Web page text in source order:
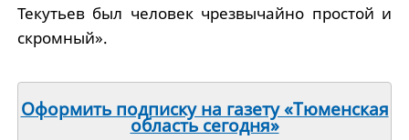
Текутьев был человек чрезвычайно простой и
скромный».
Оформить подписку на газету «Тюменская
область сегодня»